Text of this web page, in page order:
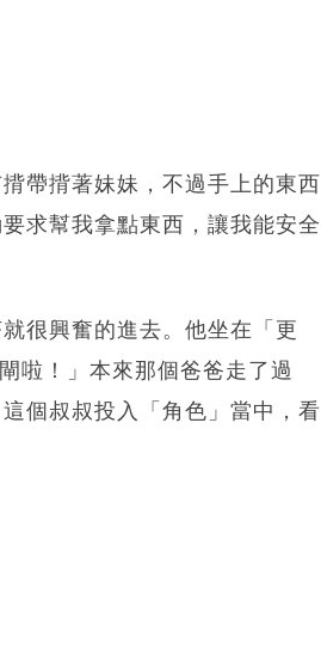
帶揹著妹妹，不過手上的東西
求幫我拿點東西，讓我能安全
很興奮的進去。他坐在「更
啦！」本來那個爸爸走了過
個叔叔投入「角色」當中，看